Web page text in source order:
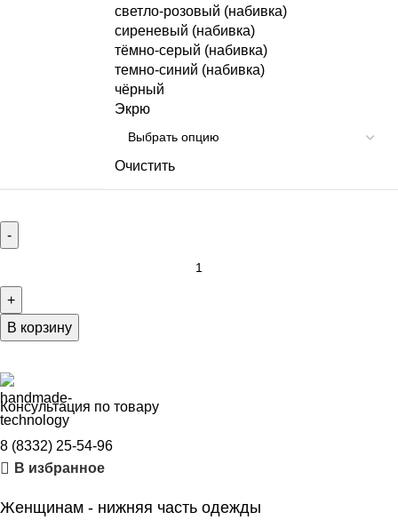
светло-розовый (набивка)
сиреневый (набивка)
тёмно-серый (набивка)
темно-синий (набивка)
чёрный
Экрю
Очистить
В корзину
Консультация по товару
8 (8332) 25-54-96
В избранное
Женщинам - нижняя часть одежды